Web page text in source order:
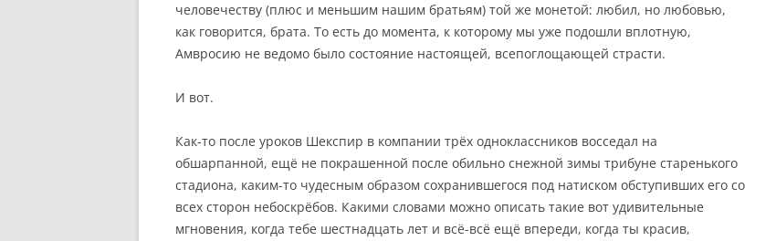
человечеству (плюс и меньшим нашим братьям) той же монетой: любил, но любовью,
как говорится, брата. То есть до момента, к которому мы уже подошли вплотную,
Амвросию не ведомо было состояние настоящей, всепоглощающей страсти.
И вот.
Как-то после уроков Шекспир в компании трёх одноклассников восседал на
обшарпанной, ещё не покрашенной после обильно снежной зимы трибуне старенького
стадиона, каким-то чудесным образом сохранившегося под натиском обступивших его со
всех сторон небоскрёбов. Какими словами можно описать такие вот удивительные
мгновения, когда тебе шестнадцать лет и всё-всё ещё впереди, когда ты красив,